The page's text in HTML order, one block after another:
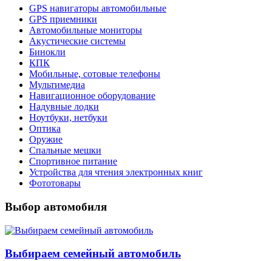
GPS навигаторы автомобильные
GPS приемники
Автомобильные мониторы
Акустические системы
Бинокли
КПК
Мобильные, сотовые телефоны
Мультимедиа
Навигационное оборудование
Надувные лодки
Ноутбуки, нетбуки
Оптика
Оружие
Спальные мешки
Спортивное питание
Устройства для чтения электронных книг
Фототовары
Выбор автомобиля
Выбираем семейный автомобиль